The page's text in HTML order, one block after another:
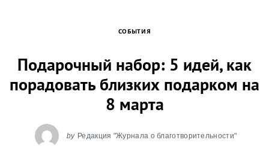
СОБЫТИЯ
Подарочный набор: 5 идей, как
порадовать близких подарком на
8 марта
by Редакция "Журнала о благотворительности"